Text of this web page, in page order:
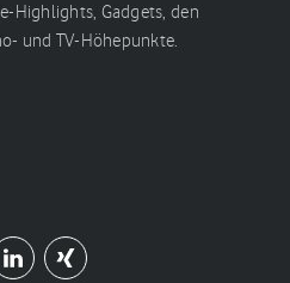
Highlights, Gadgets, den
und TV-Höhepunkte.